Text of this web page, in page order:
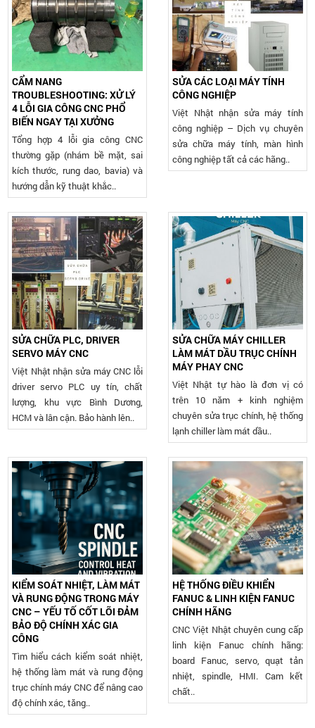
CẨM NANG
TROUBLESHOOTING: XỬ LÝ
4 LỖI GIA CÔNG CNC PHỔ
BIẾN NGAY TẠI XƯỞNG
Tổng hợp 4 lỗi gia công CNC
thường gặp (nhám bề mặt, sai
kích thước, rung dao, bavia) và
hướng dẫn kỹ thuật khắc..
SỬA CÁC LOẠI MÁY TÍNH
CÔNG NGHIỆP
Việt Nhật nhận sửa máy tính
công nghiệp – Dịch vụ chuyên
sửa chữa máy tính, màn hình
công nghiệp tất cả các hãng..
SỬA CHỮA PLC, DRIVER
SERVO MÁY CNC
Việt Nhật nhận sửa máy CNC lỗi
driver servo PLC uy tín, chất
lượng, khu vực Bình Dương,
HCM và lân cận. Bảo hành lên..
SỬA CHỮA MÁY CHILLER
LÀM MÁT DẦU TRỤC CHÍNH
MÁY PHAY CNC
Việt Nhật tự hào là đơn vị có
trên 10 năm + kinh nghiệm
chuyên sửa trục chính, hệ thống
lạnh chiller làm mát dầu..
KIỂM SOÁT NHIỆT, LÀM MÁT
VÀ RUNG ĐỘNG TRONG MÁY
CNC – YẾU TỐ CỐT LÕI ĐẢM
BẢO ĐỘ CHÍNH XÁC GIA
CÔNG
Tìm hiểu cách kiểm soát nhiệt,
hệ thống làm mát và rung động
trục chính máy CNC để nâng cao
độ chính xác, tăng..
HỆ THỐNG ĐIỀU KHIỂN
FANUC & LINH KIỆN FANUC
CHÍNH HÃNG
CNC Việt Nhật chuyên cung cấp
linh kiện Fanuc chính hãng:
board Fanuc, servo, quạt tản
nhiệt, spindle, HMI. Cam kết
chất..